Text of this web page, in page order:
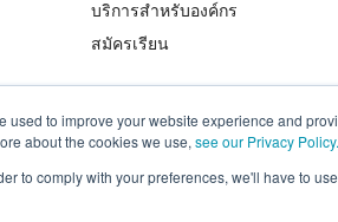
used to improve your website experience and
about the cookies we use, see our Privacy Policy.
to comply with your preferences, we'll have to
บริการสำหรับองค์กร
สมัครเรียน